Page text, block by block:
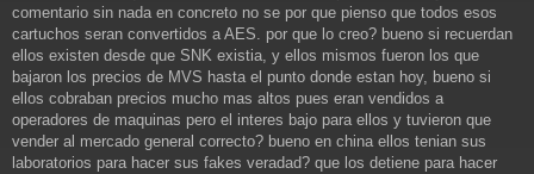
comentario sin nada en concreto no se por que pienso que todos esos
cartuchos seran convertidos a AES. por que lo creo? bueno si recuerdan
ellos existen desde que SNK existia, y ellos mismos fueron los que
bajaron los precios de MVS hasta el punto donde estan hoy, bueno si
ellos cobraban precios mucho mas altos pues eran vendidos a
operadores de maquinas pero el interes bajo para ellos y tuvieron que
vender al mercado general correcto? bueno en china ellos tenian sus
laboratorios para hacer sus fakes veradad? que los detiene para hacer